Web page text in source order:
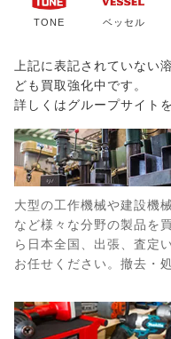
TONE ベッセル
上記に表記されていない
ども買取強化中です。
詳しくはグループサイト
大型の工作機械や建設機
など様々な分野の製品を
ら日本全国、出張、査定
お任せください。撤去・